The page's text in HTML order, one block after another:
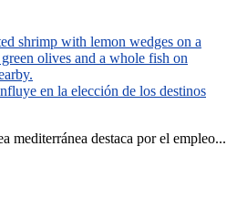
en la elección de los destinos
mediterránea destaca por el empleo...